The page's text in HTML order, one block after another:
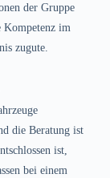
der Gruppe
Kompetenz im
zugute.
die Beratung ist
ist,
bei einem